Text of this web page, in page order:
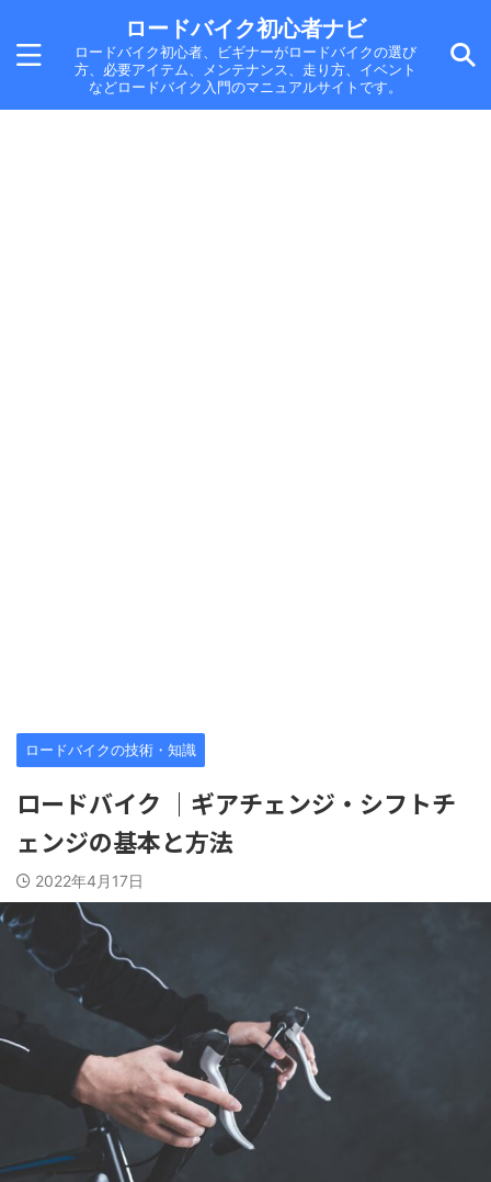
ロードバイク初心者ナビ
ロードバイク初心者、ビギナーがロードバイクの選び
方、必要アイテム、メンテナンス、走り方、イベント
などロードバイク入門のマニュアルサイトです。
ロードバイクの技術・知識
ロードバイク ｜ギアチェンジ・シフトチ
ェンジの基本と方法
2022年4月17日